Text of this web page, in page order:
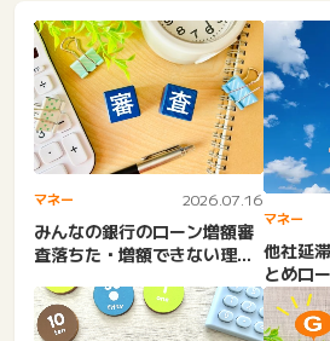
マネー 2026.07.16
みんなの銀行のローン増額審
査落ちた・増額できない理由
マネー
他社延
とめロ
い。独
す...